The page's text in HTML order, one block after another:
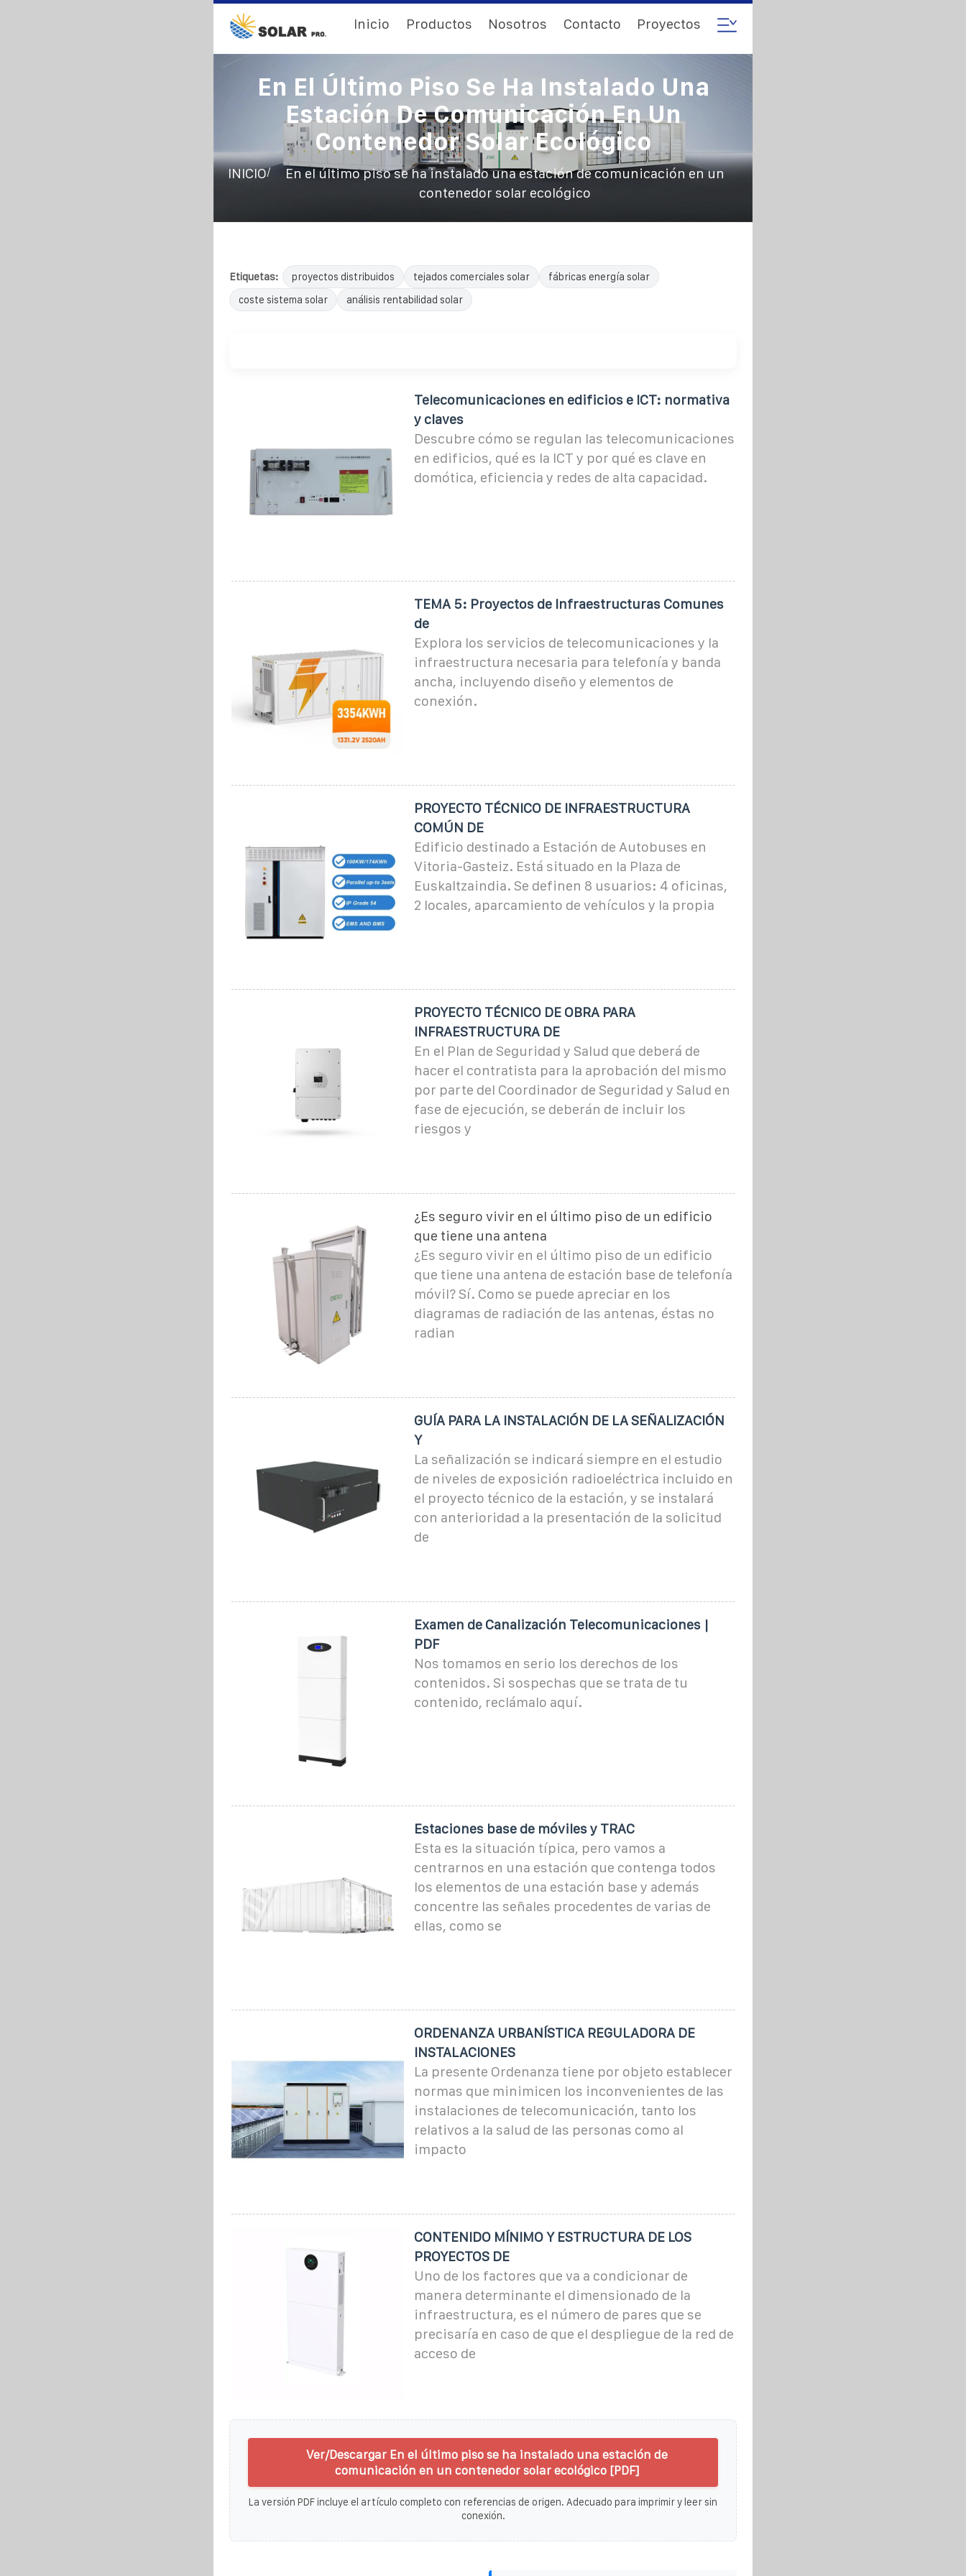
Inicio Productos Nosotros Contacto Proyectos
En El Último Piso Se Ha Instalado Una
Estación De Comunicación En Un
Contenedor Solar Ecológico
INICIO/
En el último piso se ha instalado una estación de comunicación en un
contenedor solar ecológico
Etiquetas: proyectos distribuidos tejados comerciales solar
fábricas energía solar
coste sistema solar
análisis rentabilidad solar
Telecomunicaciones en edificios e ICT: normativa
y claves
Descubre cómo se regulan las telecomunicaciones
en edificios, qué es la ICT y por qué es clave en
domótica, eficiencia y redes de alta capacidad.
TEMA 5: Proyectos de Infraestructuras Comunes
de
Explora los servicios de telecomunicaciones y la
infraestructura necesaria para telefonía y banda
ancha, incluyendo diseño y elementos de
conexión.
PROYECTO TÉCNICO DE INFRAESTRUCTURA
COMÚN DE
Edificio destinado a Estación de Autobuses en
Vitoria-Gasteiz. Está situado en la Plaza de
Euskaltzaindia. Se definen 8 usuarios: 4 oficinas,
2 locales, aparcamiento de vehículos y la propia
PROYECTO TÉCNICO DE OBRA PARA
INFRAESTRUCTURA DE
En el Plan de Seguridad y Salud que deberá de
hacer el contratista para la aprobación del mismo
por parte del Coordinador de Seguridad y Salud en
fase de ejecución, se deberán de incluir los
riesgos y
¿Es seguro vivir en el último piso de un edificio
que tiene una antena
¿Es seguro vivir en el último piso de un edificio
que tiene una antena de estación base de telefonía
móvil? Sí. Como se puede apreciar en los
diagramas de radiación de las antenas, éstas no
radian
GUÍA PARA LA INSTALACIÓN DE LA SEÑALIZACIÓN
Y
La señalización se indicará siempre en el estudio
de niveles de exposición radioeléctrica incluido en
el proyecto técnico de la estación, y se instalará
con anterioridad a la presentación de la solicitud
de
Examen de Canalización Telecomunicaciones |
PDF
Nos tomamos en serio los derechos de los
contenidos. Si sospechas que se trata de tu
contenido, reclámalo aquí.
Estaciones base de móviles y TRAC
Esta es la situación típica, pero vamos a
centrarnos en una estación que contenga todos
los elementos de una estación base y además
concentre las señales procedentes de varias de
ellas, como se
ORDENANZA URBANÍSTICA REGULADORA DE
INSTALACIONES
La presente Ordenanza tiene por objeto establecer
normas que minimicen los inconvenientes de las
instalaciones de telecomunicación, tanto los
relativos a la salud de las personas como al
impacto
CONTENIDO MÍNIMO Y ESTRUCTURA DE LOS
PROYECTOS DE
Uno de los factores que va a condicionar de
manera determinante el dimensionado de la
infraestructura, es el número de pares que se
precisaría en caso de que el despliegue de la red de
acceso de
Ver/Descargar En el último piso se ha instalado una estación de
comunicación en un contenedor solar ecológico [PDF]
La versión PDF incluye el artículo completo con referencias de origen. Adecuado para imprimir y leer sin
conexión.